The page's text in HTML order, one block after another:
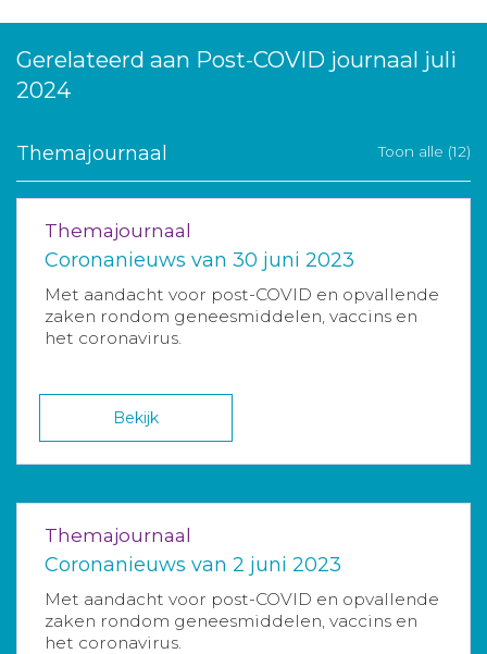
Gerelateerd aan Post-COVID journaal juli
2024
Themajournaal Toon alle (12)
Themajournaal
Coronanieuws van 30 juni 2023
Met aandacht voor post-COVID en opvallende
zaken rondom geneesmiddelen, vaccins en
het coronavirus.
Bekijk
Themajournaal
Coronanieuws van 2 juni 2023
Met aandacht voor post-COVID en opvallende
zaken rondom geneesmiddelen, vaccins en
het coronavirus.